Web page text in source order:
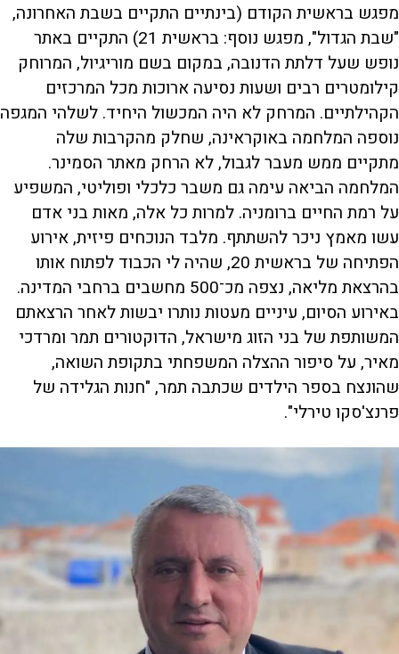
מפגש בראשית הקודם (בינתיים התקיים בשבת האחרונה,
"שבת הגדול", מפגש נוסף: בראשית 21) התקיים באתר
נופש שעל דלתת הדנובה, במקום בשם מוריגיול, המרוחק
קילומטרים רבים ושעות נסיעה ארוכות מכל המרכזים
הקהילתיים. המרחק לא היה המכשול היחיד. לשלהי המגפה
נוספה המלחמה באוקראינה, שחלק מהקרבות שלה
מתקיים ממש מעבר לגבול, לא הרחק מאתר הסמינר.
המלחמה הביאה עימה גם משבר כלכלי ופוליטי, המשפיע
על רמת החיים ברומניה. למרות כל אלה, מאות בני אדם
עשו מאמץ ניכר להשתתף. מלבד הנוכחים פיזית, אירוע
הפתיחה של בראשית 20, שהיה לי הכבוד לפתוח אותו
בהרצאת מליאה, נצפה מכ־500 מחשבים ברחבי המדינה.
באירוע הסיום, עיניים מעטות נותרו יבשות לאחר הרצאתם
המשותפת של בני הזוג מישראל, הדוקטורים תמר ומרדכי
מאיר, על סיפור ההצלה המשפחתי בתקופת השואה,
שהונצח בספר הילדים שכתבה תמר, "חנות הגלידה של
פרנצ'סקו טירלי".